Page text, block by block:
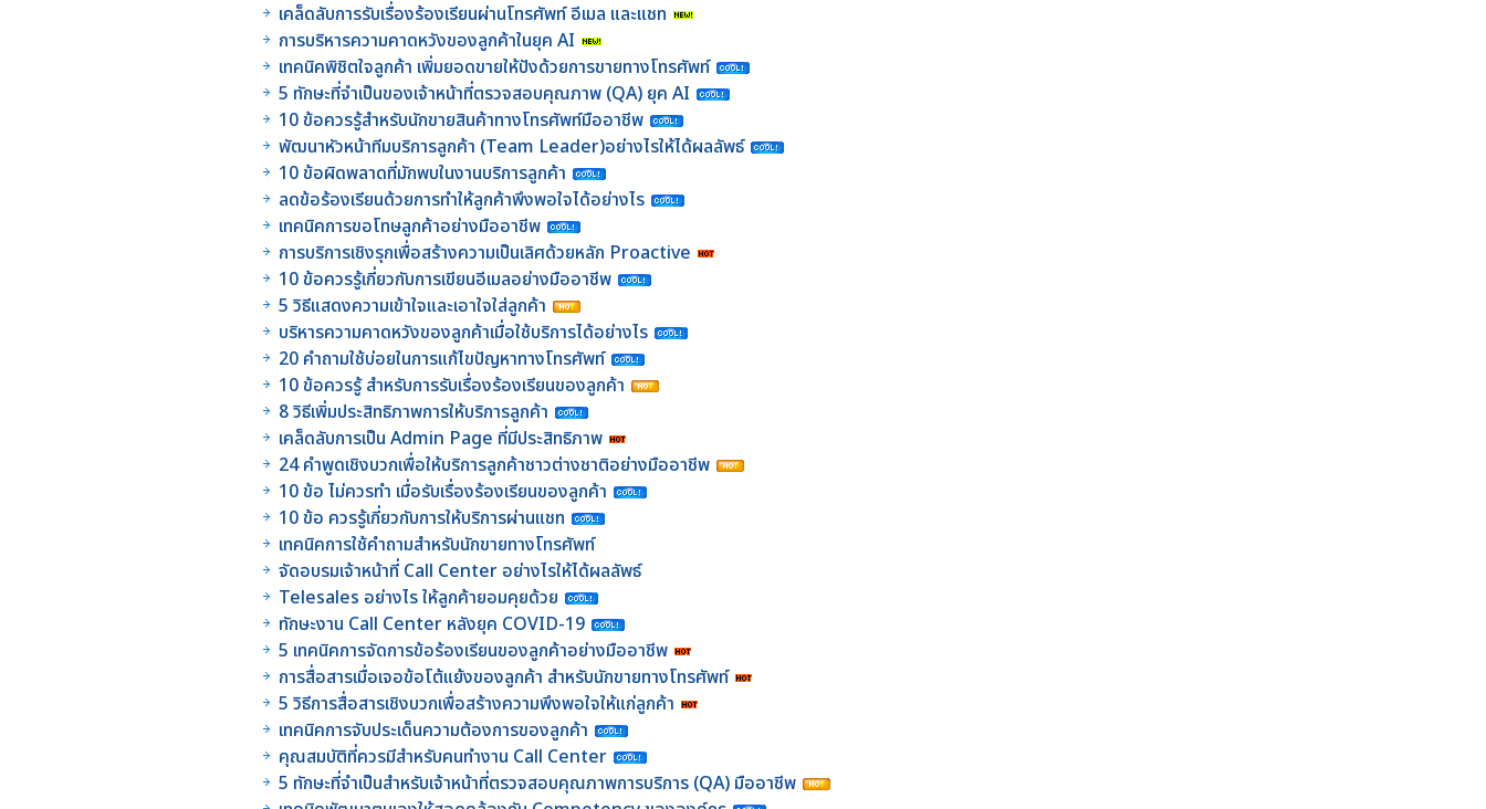
เคล็ดลับการรับเรื่องร้องเรียนผ่านโทรศัพท์ อีเมล และแชท
การบริหารความคาดหวังของลูกค้าในยุค AI
เทคนิคพิชิตใจลูกค้า เพิ่มยอดขายให้ปังด้วยการขายทางโทรศัพท์
5 ทักษะที่จำเป็นของเจ้าหน้าที่ตรวจสอบคุณภาพ (QA) ยุค AI
10 ข้อควรรู้สำหรับนักขายสินค้าทางโทรศัพท์มืออาชีพ
พัฒนาหัวหน้าทีมบริการลูกค้า (Team Leader)อย่างไรให้ได้ผลลัพธ์
10 ข้อผิดพลาดที่มักพบในงานบริการลูกค้า
ลดข้อร้องเรียนด้วยการทำให้ลูกค้าพึงพอใจได้อย่างไร
เทคนิคการขอโทษลูกค้าอย่างมืออาชีพ
การบริการเชิงรุกเพื่อสร้างความเป็นเลิศด้วยหลัก Proactive
10 ข้อควรรู้เกี่ยวกับการเขียนอีเมลอย่างมืออาชีพ
5 วิธีแสดงความเข้าใจและเอาใจใส่ลูกค้า
บริหารความคาดหวังของลูกค้าเมื่อใช้บริการได้อย่างไร
20 คำถามใช้บ่อยในการแก้ไขปัญหาทางโทรศัพท์
10 ข้อควรรู้ สำหรับการรับเรื่องร้องเรียนของลูกค้า
8 วิธีเพิ่มประสิทธิภาพการให้บริการลูกค้า
เคล็ดลับการเป็น Admin Page ที่มีประสิทธิภาพ
24 คำพูดเชิงบวกเพื่อให้บริการลูกค้าชาวต่างชาติอย่างมืออาชีพ
10 ข้อ ไม่ควรทำ เมื่อรับเรื่องร้องเรียนของลูกค้า
10 ข้อ ควรรู้เกี่ยวกับการให้บริการผ่านแชท
เทคนิคการใช้คำถามสำหรับนักขายทางโทรศัพท์
จัดอบรมเจ้าหน้าที่ Call Center อย่างไรให้ได้ผลลัพธ์
Telesales อย่างไร ให้ลูกค้ายอมคุยด้วย
ทักษะงาน Call Center หลังยุค COVID-19
5 เทคนิคการจัดการข้อร้องเรียนของลูกค้าอย่างมืออาชีพ
การสื่อสารเมื่อเจอข้อโต้แย้งของลูกค้า สำหรับนักขายทางโทรศัพท์
5 วิธีการสื่อสารเชิงบวกเพื่อสร้างความพึงพอใจให้แก่ลูกค้า
เทคนิคการจับประเด็นความต้องการของลูกค้า
คุณสมบัติที่ควรมีสำหรับคนทำงาน Call Center
5 ทักษะที่จำเป็นสำหรับเจ้าหน้าที่ตรวจสอบคุณภาพการบริการ (QA) มืออาชีพ